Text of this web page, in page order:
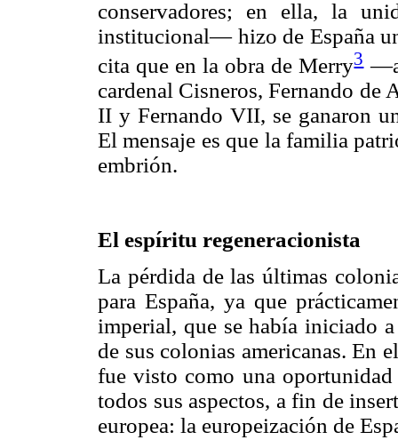
conservadores; en ella, la
institucional— hizo de España
cita que en la obra de Merry3
cardenal Cisneros, Fernando de
II y Fernando VII, se ganaron
El mensaje es que la familia
embrión.
El espíritu regeneracionista
La pérdida de las últimas
para España, ya que
imperial, que se había iniciado
de sus colonias americanas. En
fue visto como una
todos sus aspectos, a fin de
europea: la europeización de